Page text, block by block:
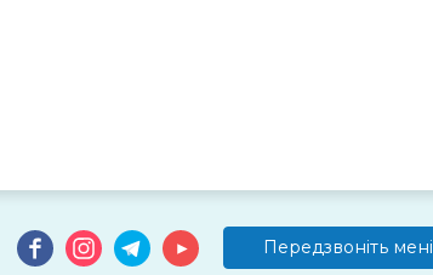
Передзвоніть мені